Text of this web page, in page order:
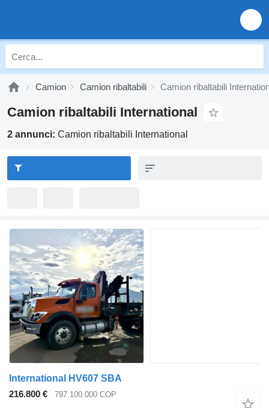
Camion Camion ribaltabili Camion ribaltabili
Camion ribaltabili International
2 annunci: Camion ribaltabili International
International HV607 SBA
216.800 €
797.100.000 COP